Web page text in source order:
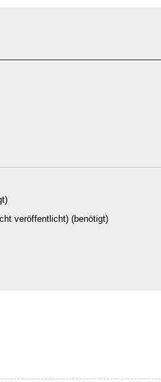
veröffentlicht) (benötigt)